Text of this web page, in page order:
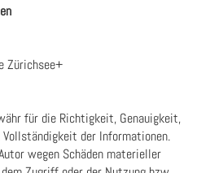
Zürichsee+
für die Richtigkeit, Genauigkeit,
der Informationen.
wegen Schäden materieller